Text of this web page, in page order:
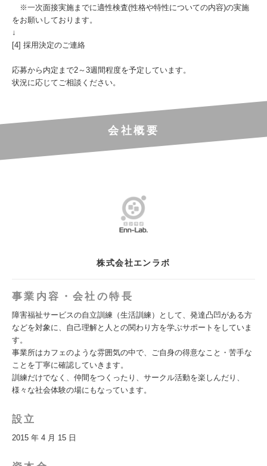
※一次面接実施までに適性検査(性格や特性についての内容)の実施
をお願いしております。
↓
[4] 採用決定のご連絡
応募から内定まで2～3週間程度を予定しています。
状況に応じてご相談ください。
会社概要
株式会社エンラボ
事業内容・会社の特長
障害福祉サービスの自立訓練（生活訓練）として、発達凸凹がある方
などを対象に、自己理解と人との関わり方を学ぶサポートをしていま
す。
事業所はカフェのような雰囲気の中で、ご自身の得意なこと・苦手な
ことを丁寧に確認していきます。
訓練だけでなく、仲間をつくったり、サークル活動を楽しんだり、
様々な社会体験の場にもなっています。
設立
2015 年 4 月 15 日